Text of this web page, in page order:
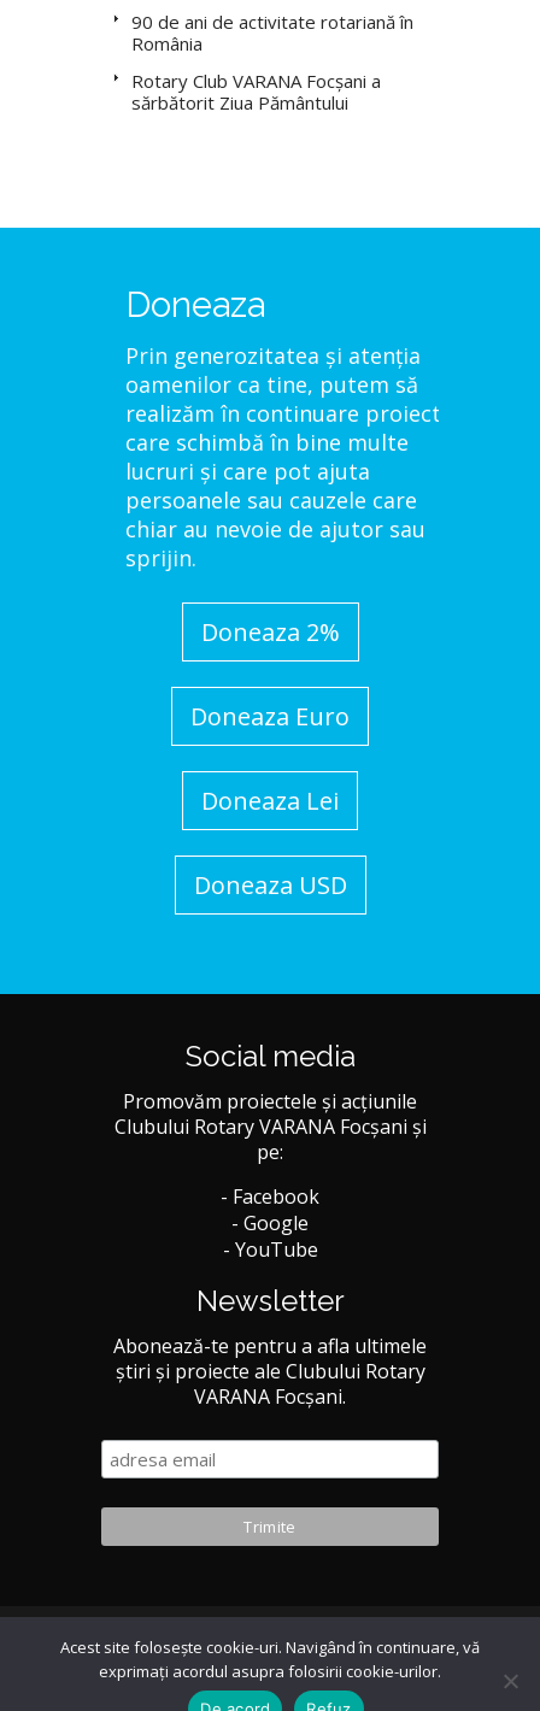
90 de ani de activitate rotariană în
România
Rotary Club VARANA Focșani a
sărbătorit Ziua Pământului
Doneaza
Prin generozitatea și atenția
oamenilor ca tine, putem să
realizăm în continuare proiecte
care schimbă în bine multe
lucruri și care pot ajuta
persoanele sau cauzele care
chiar au nevoie de ajutor sau
sprijin.
Doneaza 2%
Doneaza Euro
Doneaza Lei
Doneaza USD
Social media
Promovăm proiectele și acțiunile
Clubului Rotary VARANA Focșani și
pe:
- Facebook
- Google
- YouTube
Newsletter
Abonează-te pentru a afla ultimele
știri și proiecte ale Clubului Rotary
VARANA Focșani.
Acest site foloseşte cookie-uri. Navigând în continuare, vă
exprimaţi acordul asupra folosirii cookie-urilor.
© 2026 Rotary VARANA Focsani